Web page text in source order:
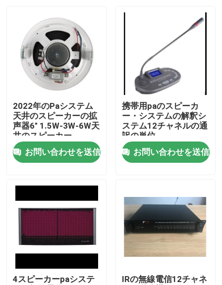
プロダクト
ビデオ
2022年のPaシステム
天井のスピーカーの拡
声器6" 1.5W-3W-6W天
井のスピーカー
お問い合わせを送信
携帯用paのスピーカ
ー・システムの解釈シ
ステム12チャネルの通
訳の単位
お問い合わせを送信
4スピーカーpaシステ
IRの無線電信12チャネ